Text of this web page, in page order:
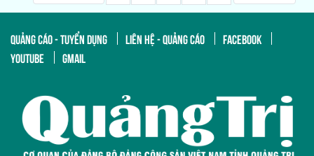
QUẢNG CÁO - TUYỂN DỤNG LIÊN HỆ - QUẢNG CÁO
FACEBOOK
YOUTUBE
GMAIL